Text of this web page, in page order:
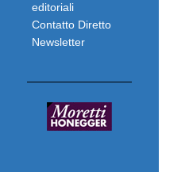
editoriali
Contatto Diretto
Newsletter